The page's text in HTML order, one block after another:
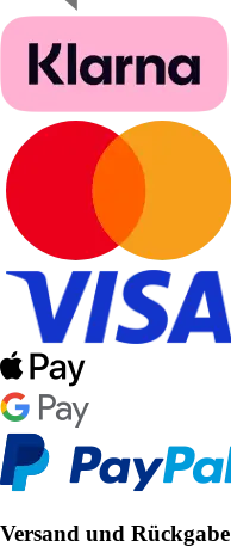
Versand und Rückgabe